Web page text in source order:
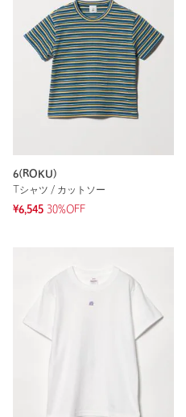
6(ROKU)
Tシャツ / カットソー
¥6,545 30%OFF